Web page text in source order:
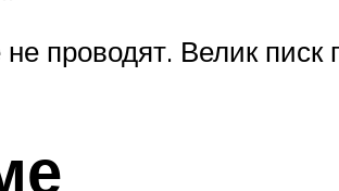
проводят. Велик писк